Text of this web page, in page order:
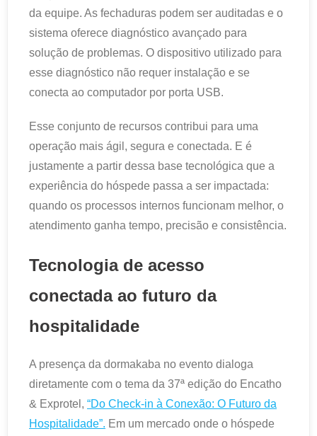
da equipe. As fechaduras podem ser auditadas e o
sistema oferece diagnóstico avançado para
solução de problemas. O dispositivo utilizado para
esse diagnóstico não requer instalação e se
conecta ao computador por porta USB.
Esse conjunto de recursos contribui para uma
operação mais ágil, segura e conectada. E é
justamente a partir dessa base tecnológica que a
experiência do hóspede passa a ser impactada:
quando os processos internos funcionam melhor, o
atendimento ganha tempo, precisão e consistência.
Tecnologia de acesso
conectada ao futuro da
hospitalidade
A presença da dormakaba no evento dialoga
diretamente com o tema da 37ª edição do Encatho
& Exprotel, “Do Check-in à Conexão: O Futuro da
Hospitalidade”. Em um mercado onde o hóspede